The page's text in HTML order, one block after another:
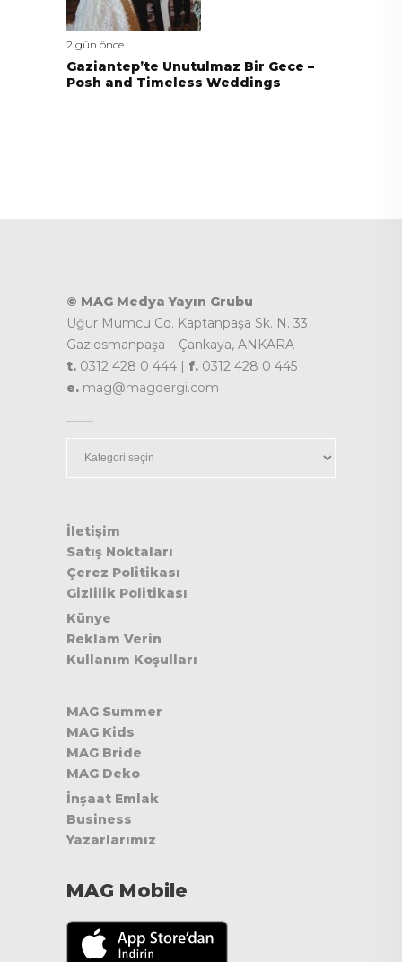
2 gün önce
Gaziantep’te Unutulmaz Bir Gece –
Posh and Timeless Weddings
© MAG Medya Yayın Grubu
Uğur Mumcu Cd. Kaptanpaşa Sk. N. 33
Gaziosmanpaşa – Çankaya, ANKARA
t. 0312 428 0 444 | f. 0312 428 0 445
e. mag@magdergi.com
İletişim
Satış Noktaları
Çerez Politikası
Gizlilik Politikası
Künye
Reklam Verin
Kullanım Koşulları
MAG Summer
MAG Kids
MAG Bride
MAG Deko
İnşaat Emlak
Business
Yazarlarımız
MAG Mobile